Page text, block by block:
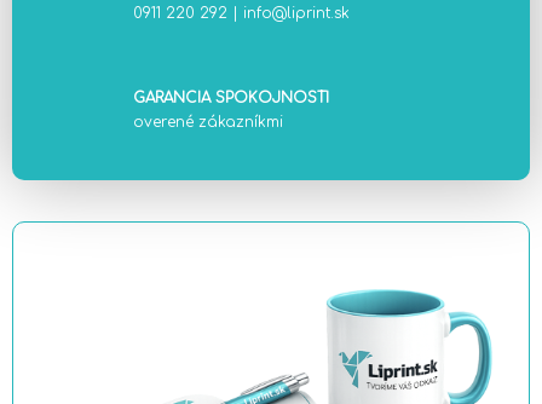
0911 220 292
info@liprint.sk
GARANCIA SPOKOJNOSTI
overené zákazníkmi